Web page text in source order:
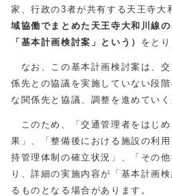
家、行政の3者が共有する天王寺大
域協働でまとめた天王寺大和川線
「基本計画検討案」という） をと
なお、この基本計画検討案は、
係先との協議を実施していない段
な関係先と協議、調整を進めていく
このため、「交通管理者をはじ
果」、「整備後における施設の利
持管理体制の確立状況」、「その
り、詳細の実施内容が「基本計画
るものとなる場合があります。